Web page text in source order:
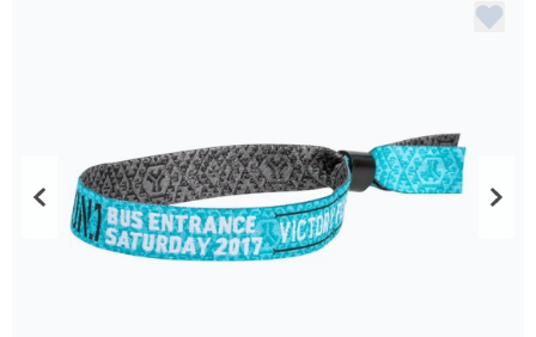
Preis
ab 2 Pack 129,95 €* 1,30 €*/1Stück
ab 3 Pack 96,99 €* 0,97 €*/1Stück